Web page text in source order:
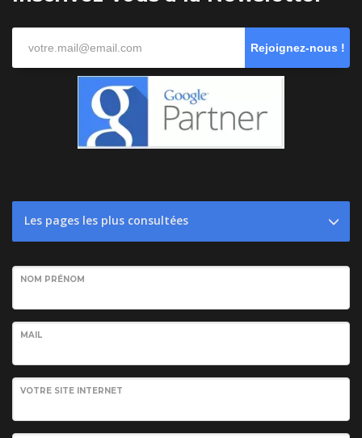
Rejoignez-nous !
Les pages les plus consultées
NOM PRÉNOM
MAIL
VOTRE SITE INTERNET